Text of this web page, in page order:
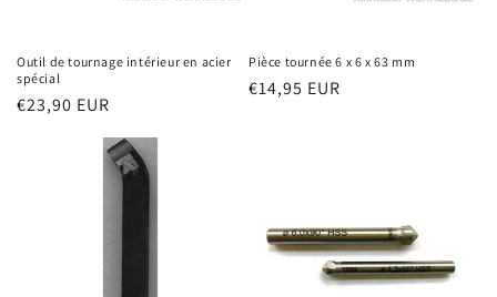
Outil de tournage intérieur en acier
spécial
Prix
€23,90 EUR
Pièce tournée 6 x 6 x 63 mm
Prix
€14,95 EUR